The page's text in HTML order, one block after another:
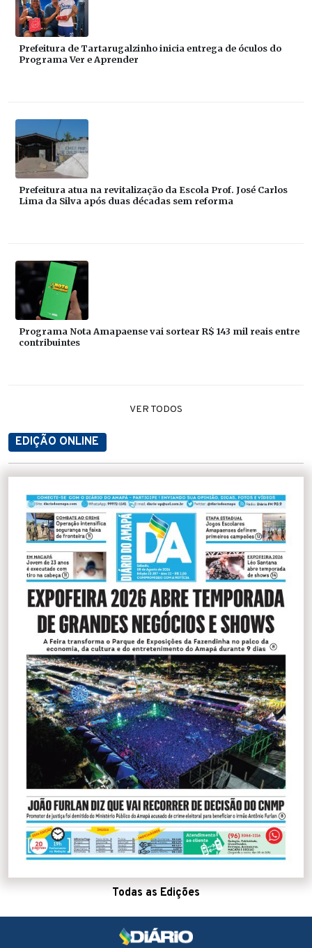
Prefeitura de Tartarugalzinho inicia entrega de óculos do
Programa Ver e Aprender
Prefeitura atua na revitalização da Escola Prof. José Carlos
Lima da Silva após duas décadas sem reforma
Programa Nota Amapaense vai sortear R$ 143 mil reais entre
contribuintes
VER TODOS
EDIÇÃO ONLINE
Todas as Edições